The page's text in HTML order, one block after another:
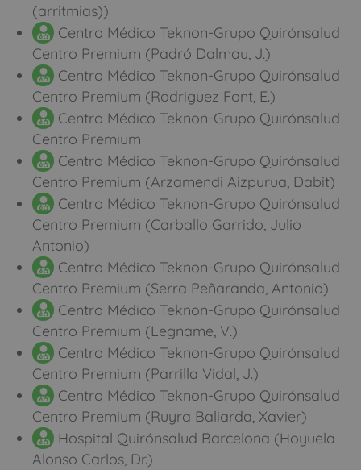
(arritmias))
Centro Médico Teknon-Grupo Quirónsalud
Centro Premium (Padró Dalmau, J.)
Centro Médico Teknon-Grupo Quirónsalud
Centro Premium (Rodriguez Font, E.)
Centro Médico Teknon-Grupo Quirónsalud
Centro Premium
Centro Médico Teknon-Grupo Quirónsalud
Centro Premium (Arzamendi Aizpurua, Dabit)
Centro Médico Teknon-Grupo Quirónsalud
Centro Premium (Carballo Garrido, Julio
Antonio)
Centro Médico Teknon-Grupo Quirónsalud
Centro Premium (Serra Peñaranda, Antonio)
Centro Médico Teknon-Grupo Quirónsalud
Centro Premium (Legname, V.)
Centro Médico Teknon-Grupo Quirónsalud
Centro Premium (Parrilla Vidal, J.)
Centro Médico Teknon-Grupo Quirónsalud
Centro Premium (Ruyra Baliarda, Xavier)
Hospital Quirónsalud Barcelona (Hoyuela
Alonso Carlos, Dr.)